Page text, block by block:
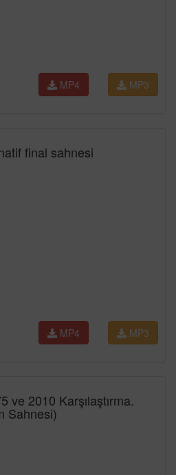
MP3
MP4
final sahnesi
MP3
MP4
ve 2010 Karşılaştırma.
Sahnesi)